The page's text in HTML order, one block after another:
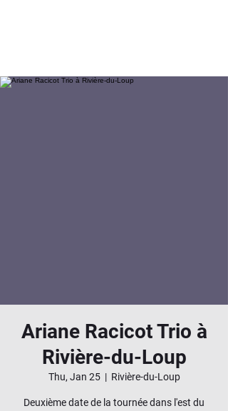
Ariane Racicot Trio à
Rivière-du-Loup
Thu, Jan 25
  |
Rivière-du-Loup
Deuxième date de la tournée dans l'est du